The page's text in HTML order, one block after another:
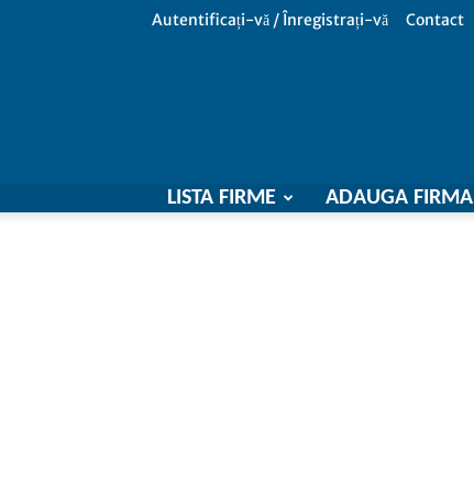
Autentificați-vă / Înregistrați-vă Contact
LISTA FIRME ADAUGA FIRMA